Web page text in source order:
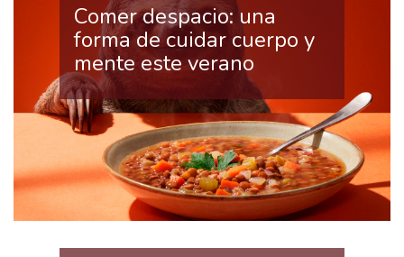
Comer despacio: una
forma de cuidar cuerpo y
mente este verano